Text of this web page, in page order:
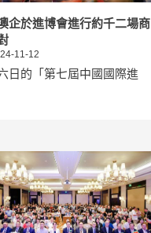
企於進博會進行約千二場商
11-12
日的「第七屆中國國際進